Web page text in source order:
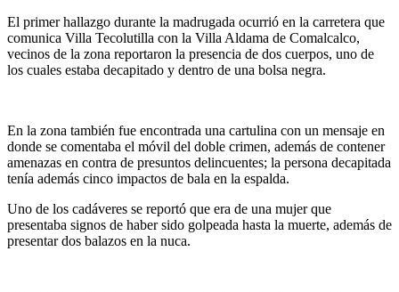
El primer hallazgo durante la madrugada ocurrió en la carretera que
comunica Villa Tecolutilla con la Villa Aldama de Comalcalco,
vecinos de la zona reportaron la presencia de dos cuerpos, uno de
los cuales estaba decapitado y dentro de una bolsa negra.
En la zona también fue encontrada una cartulina con un mensaje en
donde se comentaba el móvil del doble crimen, además de contener
amenazas en contra de presuntos delincuentes; la persona decapitada
tenía además cinco impactos de bala en la espalda.
Uno de los cadáveres se reportó que era de una mujer que
presentaba signos de haber sido golpeada hasta la muerte, además de
presentar dos balazos en la nuca.